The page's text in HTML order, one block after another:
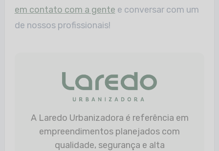
em contato com a gente e conversar com um
de nossos profissionais!
A Laredo Urbanizadora é referência em
empreendimentos planejados com
qualidade, segurança e alta